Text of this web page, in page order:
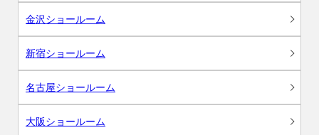
金沢ショールーム
新宿ショールーム
名古屋ショールーム
大阪ショールーム